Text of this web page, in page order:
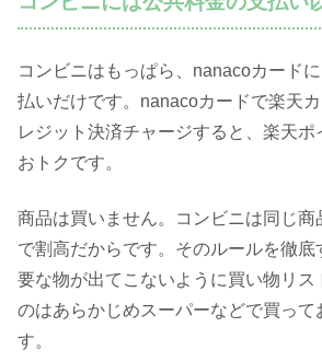
コンビニはもっぱら、nanacoカード
払いだけです。nanacoカードで楽天
レジット決済チャージすると、楽天
おトクです。
商品は買いません。コンビニは同じ商
で割高だからです。そのルールを徹
要な物が出てこないように買い物リス
のはあらかじめスーパーなどで買って
す。